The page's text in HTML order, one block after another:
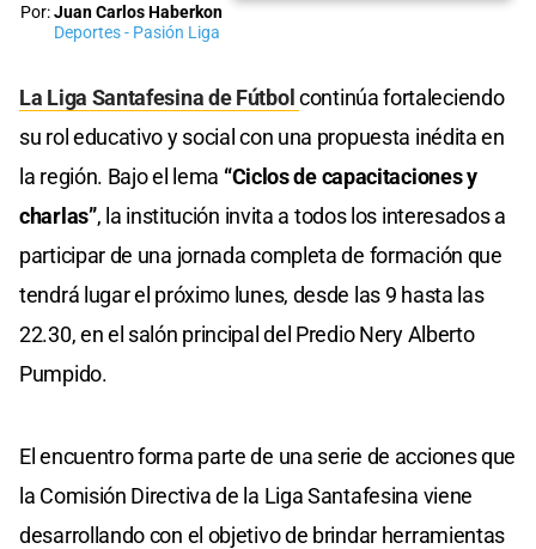
Por:Juan Carlos Haberkon
Deportes - Pasión Liga
La Liga Santafesina de Fútbolcontinúa fortaleciendo
su rol educativo y social con una propuesta inédita en
la región. Bajo el lema “Ciclos de capacitaciones y
charlas”, la institución invita a todos los interesados a
participar de una jornada completa de formación que
tendrá lugar el próximo lunes, desde las 9 hasta las
22.30, en el salón principal del Predio Nery Alberto
Pumpido.
El encuentro forma parte de una serie de acciones que
la Comisión Directiva de la Liga Santafesina viene
desarrollando con el objetivo de brindar herramientas